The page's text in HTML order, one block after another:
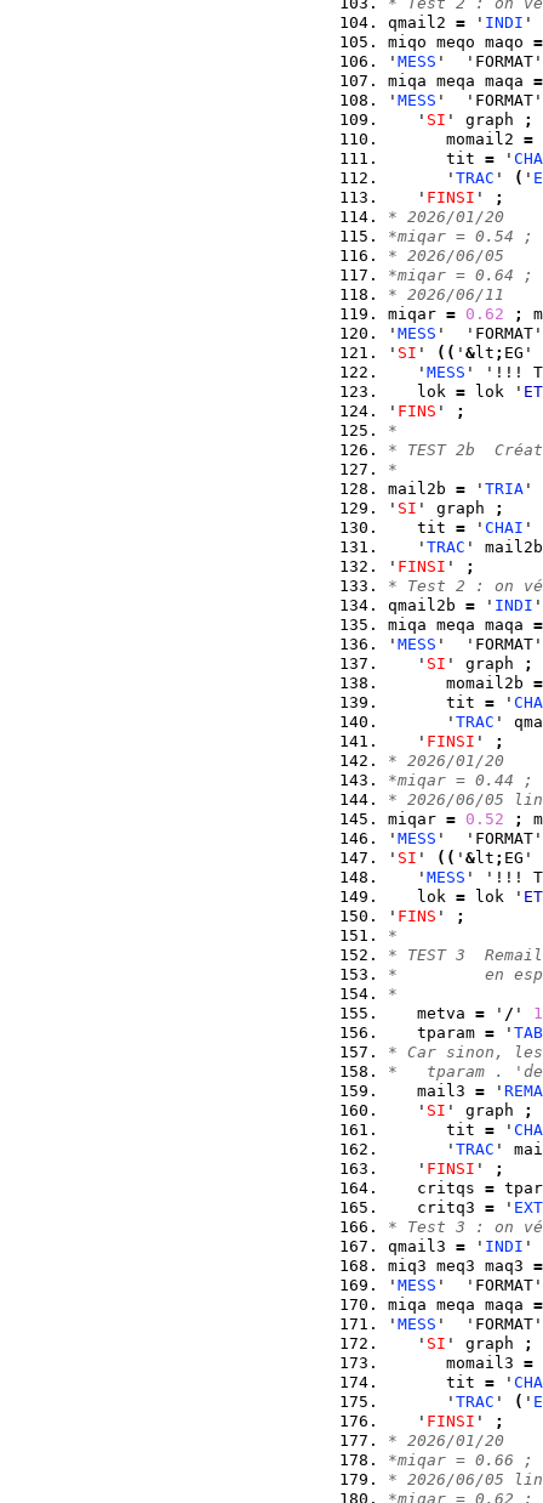
qmail2 = ' INDI '
miqo meqo maqo =
' MESS '
miqa meqa maqa =
' MESS '
   '
SI ' graph
;
      momail2
=
      tit
= '
      '
TRAC ' ( '
   '
FINSI '
;
* 2026/01/20
*miqar = 0.54 ;
* 2026/06/05
*miqar = 0.64 ;
* 2026/06/11
miqar = 0.62 ;
' MESS '
' SI ' ( ( ' &lt ; EG'
   '
MESS ' '!!!
   lok
= lok ' ET
' FINS '
;
*
* TEST 2b
*
mail2b = ' TRIA '
' SI ' graph
;
   tit
= ' CHAI '
   '
TRAC '
' FINSI '
;
* Test 2 : on
qmail2b = ' INDI
miqa meqa maqa =
' MESS '
   '
SI ' graph
;
      momail2b
=
      tit
= '
      '
TRAC '
   '
FINSI '
;
* 2026/01/20
*miqar = 0.44 ;
* 2026/06/05
miqar = 0.52 ;
' MESS '
' SI ' ( ( ' &lt ; EG'
   '
MESS ' '!!!
   lok
= lok ' ET
' FINS '
;
*
* TEST 3
*         en
*
   metva
= ' / ' 1
   tparam
= '
* Car sinon,
*   tparam .
   mail3
= ' REMA
   '
SI ' graph
;
      tit
= '
      '
TRAC '
   '
FINSI '
;
   critqs
=
   critq3
= '
* Test 3 : on
qmail3 = ' INDI '
miq3 meq3 maq3 =
' MESS '
miqa meqa maqa =
' MESS '
   '
SI ' graph
;
      momail3
=
      tit
= '
      '
TRAC ' ( '
   '
FINSI '
;
* 2026/01/20
*miqar = 0.66 ;
* 2026/06/05
*miqar = 0.62 ;